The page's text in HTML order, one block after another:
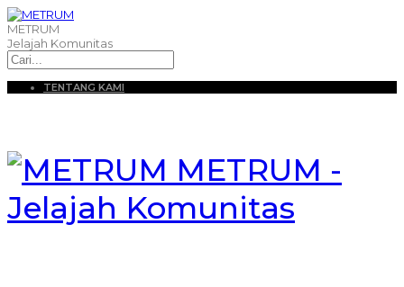
METRUM
Jelajah Komunitas
TENTANG KAMI
METRUM -
Jelajah Komunitas